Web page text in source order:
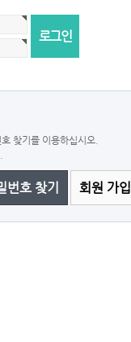
찾기를 이용하십시오.
번호 찾기 회원 가입